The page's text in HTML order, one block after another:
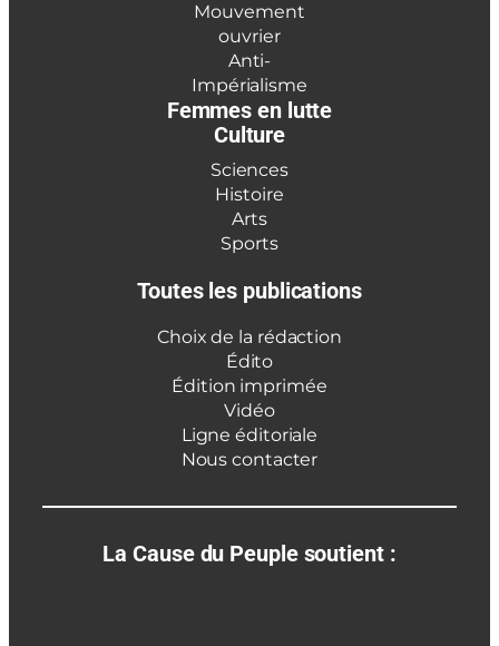
Mouvement
ouvrier
Anti-
Impérialisme
Femmes en lutte
Culture
Sciences
Histoire
Arts
Sports
Toutes les publications
Choix de la rédaction
Édito
Édition imprimée
Vidéo
Ligne éditoriale
Nous contacter
La Cause du Peuple soutient :